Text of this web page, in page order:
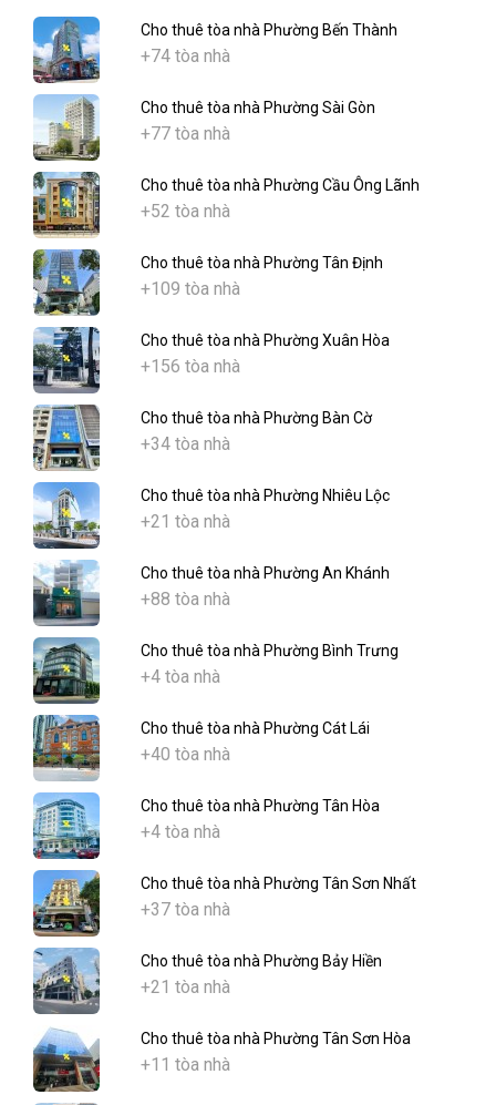
Cho thuê tòa nhà Phường Bến Thành
+74 tòa nhà
Cho thuê tòa nhà Phường Sài Gòn
+77 tòa nhà
Cho thuê tòa nhà Phường Cầu Ông Lãnh
+52 tòa nhà
Cho thuê tòa nhà Phường Tân Định
+109 tòa nhà
Cho thuê tòa nhà Phường Xuân Hòa
+156 tòa nhà
Cho thuê tòa nhà Phường Bàn Cờ
+34 tòa nhà
Cho thuê tòa nhà Phường Nhiêu Lộc
+21 tòa nhà
Cho thuê tòa nhà Phường An Khánh
+88 tòa nhà
Cho thuê tòa nhà Phường Bình Trưng
+4 tòa nhà
Cho thuê tòa nhà Phường Cát Lái
+40 tòa nhà
Cho thuê tòa nhà Phường Tân Hòa
+4 tòa nhà
Cho thuê tòa nhà Phường Tân Sơn Nhất
+37 tòa nhà
Cho thuê tòa nhà Phường Bảy Hiền
+21 tòa nhà
Cho thuê tòa nhà Phường Tân Sơn Hòa
+11 tòa nhà